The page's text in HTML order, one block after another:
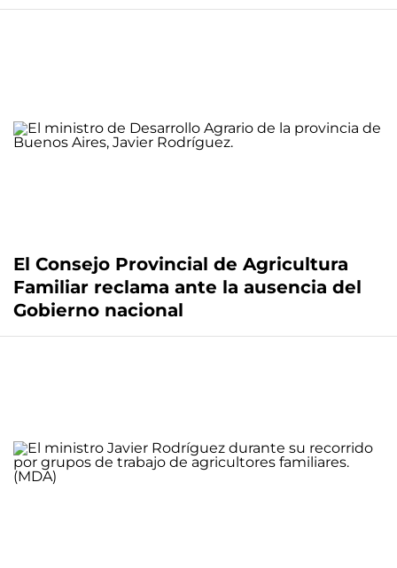
El Consejo Provincial de Agricultura
Familiar reclama ante la ausencia del
Gobierno nacional